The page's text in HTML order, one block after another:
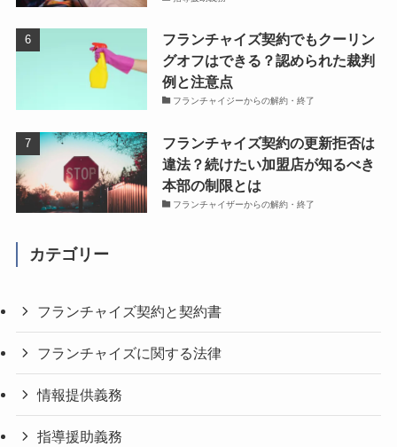
フランチャイズ契約でもクーリン
グオフはできる？認められた裁判
例と注意点
フランチャイジーからの解約・終了
フランチャイズ契約の更新拒否は
違法？続けたい加盟店が知るべき
本部の制限とは
フランチャイザーからの解約・終了
カテゴリー
フランチャイズ契約と契約書
フランチャイズに関する法律
情報提供義務
指導援助義務